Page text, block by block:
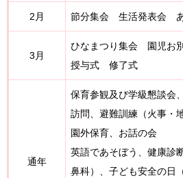
2月 節分集会 生活発表会
3月
ひなまつり集会 園児
授与式 修了式
通年
保育参観及び学級懇談会
訪問、避難訓練（火事・
園外保育、お話の会
英語であそぼう、健康診
鼻科）、子ども安全の日